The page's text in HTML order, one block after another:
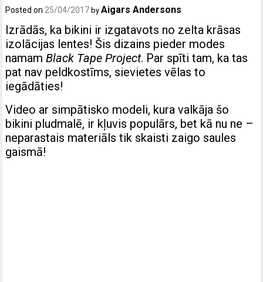
Posted on 25/04/2017 byAigars Andersons
Izrādās, ka bikini ir izgatavots no zelta krāsas
izolācijas lentes! Šis dizains pieder modes
namamBlack Tape Project. Par spīti tam, ka tas
pat nav peldkostīms, sievietes vēlas to
iegādāties!
Video ar simpātisko modeli, kura valkāja šo
bikini pludmalē, ir kļuvis populārs, bet kā nu ne –
neparastais materiāls tik skaisti zaigo saules
gaismā!